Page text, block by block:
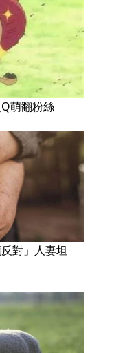
萌翻粉絲
對」人妻坦